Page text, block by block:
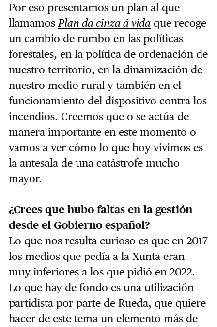
Por eso presentamos un plan al que
llamamos Plan da cinza á vidaque recoge
un cambio de rumbo en las políticas
forestales, en la política de ordenación de
nuestro territorio, en la dinamización de
nuestro medio rural y también en el
funcionamiento del dispositivo contra los
incendios. Creemos que o se actúa de
manera importante en este momento o
vamos a ver cómo lo que hoy vivimos es
la antesala de una catástrofe mucho
mayor.
¿Crees que hubo faltas en la gestión
desde el Gobierno español?
Lo que nos resulta curioso es que en 2017
los medios que pedía a la Xunta eran
muy inferiores a los que pidió en 2022.
Lo que hay de fondo es una utilización
partidista por parte de Rueda, que quiere
hacer de este tema un elemento más de